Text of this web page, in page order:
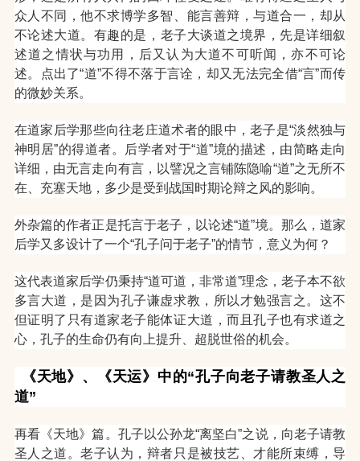
众人不同，他不求博学多智、能言善辩，与道合一，却从
不论述大道。 有趣的是，老子大谈道之境界，先是详细叙
述道之情状与功用，后又认为大道不可听闻，亦不可论
述。点出了“道”不得不落于言诠，却又无法完全借“言”而传
的微妙关系。
在道家后学那些向往老庄道术者的眼中，老子是“淡然独与
神明居”的得道者。后学者对于“道”境的描述，由简略走向
详细，由无言走向有言，以譬况之言铺陈隐喻“道”之无所不
在、充塞天地，多少是受到战国时期论辩之风的影响。
外杂篇的作者正是托言于老子，以论述“道”境。那么，道家
后学又多设计了一个“孔子问于老子”的情节，意义为何？
这代表道家后学仍秉持“道可道，非常道”理念，老子本不欲
多言大道，是因为孔子谦虚求教，所以才勉强言之。这不
但证明了只有道家老子能体证大道，而且孔子也有求道之
心，孔子的生命仍有向上提升、超脱世俗的机会。
《天地》、《天运》中的“孔子向老子请教圣人之
道”
再看《天地》篇。孔子以公孙龙“离坚白”之说，向老子请教
圣人之道。老子认为，辩者只是被技艺、才能所束缚，导